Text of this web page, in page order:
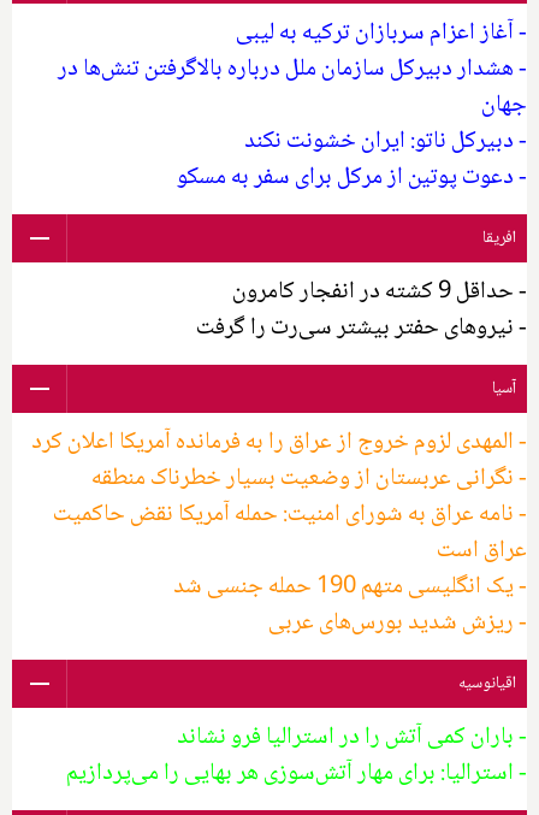
- آغاز اعزام سربازان ترکیه به لیبی
- هشدار دبیرکل سازمان ملل درباره بالاگرفتن تنش‌ها در
جهان
- دبیرکل ناتو: ایران خشونت نکند
- دعوت پوتین از مرکل برای سفر به مسکو
افریقا
- حداقل 9 کشته در انفجار کامرون
- نیروهای حفتر بیشتر سی‌رت را گرفت
آسیا
- المهدی لزوم خروج از عراق را به فرمانده آمریکا اعلان کرد
- نگرانی عربستان از وضعیت بسیار خطرناک منطقه
- نامه عراق به شورای امنیت: حمله آمریکا نقض حاکمیت
عراق است
- یک انگلیسی متهم 190 حمله جنسی شد
- ریزش شدید بورس‌های عربی
اقیانوسیه
- باران کمی آتش را در استرالیا فرو نشاند
- استرالیا: برای مهار آتش‌سوزی هر بهایی را می‌پردازیم